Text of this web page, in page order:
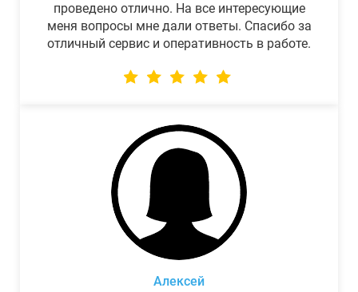
проведено отлично. На все интересующие
меня вопросы мне дали ответы. Спасибо за
отличный сервис и оперативность в работе.
Алексей